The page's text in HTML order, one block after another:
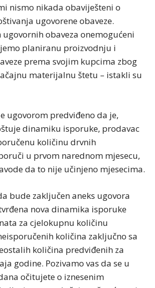
nismo nikada obaviješteni o
ugovorene obaveze.
obaveza onemogućeni
planiranu proizvodnju i
prema svojim kupcima zbog
materijalnu štetu – istakli su
ugovorom predviđeno da je,
dinamiku isporuke, prodavac
količinu drvnih
u prvom narednom mjesecu,
da to nije učinjeno mjesecima.
bude zaključen aneks ugovora
nova dinamika isporuke
za cjelokupnu količinu
količina zaključno sa
količina predviđenih za
godine. Pozivamo vas da se u
očitujete o iznesenim